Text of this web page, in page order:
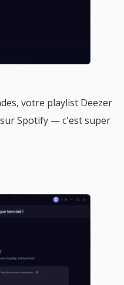
votre playlist Deezer
Spotify — c'est super